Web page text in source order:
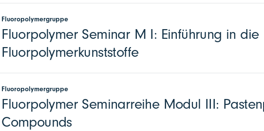
Fluoropolymergruppe
Fluorpolymer Seminar M I: Einführung in die
Fluorpolymerkunststoffe
Fluoropolymergruppe
Fluorpolymer Seminarreihe Modul III:
Compounds